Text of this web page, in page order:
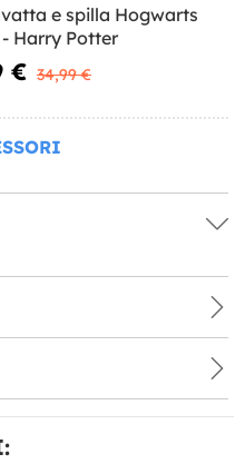
e spilla Hogwarts
Harry Potter
€ 34,99 €